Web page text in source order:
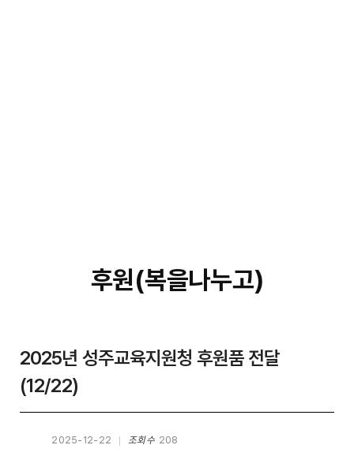
후원(복을나누고)
2025년 성주교육지원청 후원품 전달
(12/22)
2025-12-22 조회수 208